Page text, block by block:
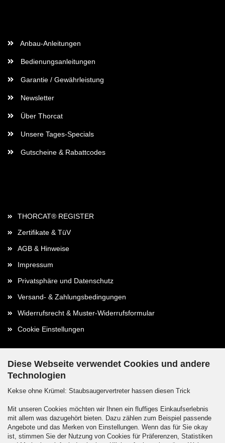
Diese Webseite verwendet Cookies und andere
Technologien
Kekse ohne Krümel: Staubsaugervertreter hassen diesen Trick
Mit unseren Cookies möchten wir Ihnen ein fluffiges Einkaufserlebnis
mit allem was dazugehört bieten. Dazu zählen zum Beispiel passende
Angebote und das Merken von Einstellungen. Wenn das für Sie okay
ist, stimmen Sie der Nutzung von Cookies für Präferenzen, Statistiken
Anbau-Anleitungen
Bedienungsanleitungen
Garantie / Gewährleistung
Newsletter
Über Thorcat
Unsere Tages-Specials
Gutscheine & Rabattcodes
THORCAT® REGISTER
Zertifikate & TüV
AGB & Hinweise
Impressum
Privatsphäre und Datenschutz
Versand- & Zahlungsbedingungen
Widerrufsrecht & Muster-Widerrufsformular
Cookie Einstellungen
Kontaktdaten
Kontakt / Formular
Callback Service